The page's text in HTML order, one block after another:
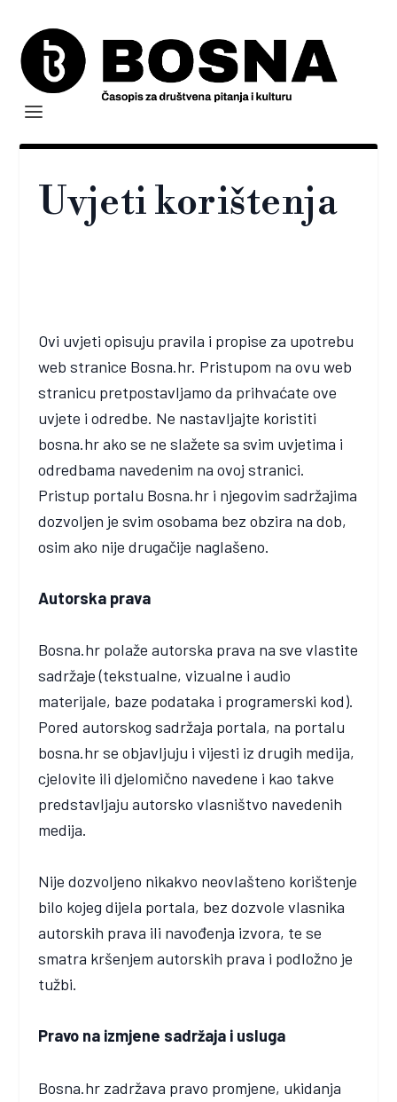
Uvjeti korištenja
Ovi uvjeti opisuju pravila i propise za upotrebu
web stranice Bosna.hr. Pristupom na ovu web
stranicu pretpostavljamo da prihvaćate ove
uvjete i odredbe. Ne nastavljajte koristiti
bosna.hr ako se ne slažete sa svim uvjetima i
odredbama navedenim na ovoj stranici.
Pristup portalu Bosna.hr i njegovim sadržajima
dozvoljen je svim osobama bez obzira na dob,
osim ako nije drugačije naglašeno.
Autorska prava
Bosna.hr polaže autorska prava na sve vlastite
sadržaje (tekstualne, vizualne i audio
materijale, baze podataka i programerski kod).
Pored autorskog sadržaja portala, na portalu
bosna.hr se objavljuju i vijesti iz drugih medija,
cjelovite ili djelomično navedene i kao takve
predstavljaju autorsko vlasništvo navedenih
medija.
Nije dozvoljeno nikakvo neovlašteno korištenje
bilo kojeg dijela portala, bez dozvole vlasnika
autorskih prava ili navođenja izvora, te se
smatra kršenjem autorskih prava i podložno je
tužbi.
Pravo na izmjene sadržaja i usluga
Bosna.hr zadržava pravo promjene, ukidanja